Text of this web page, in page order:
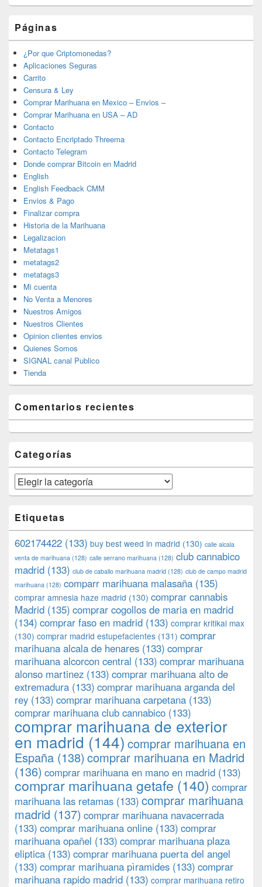
Páginas
¿Por que Criptomonedas?
Aplicaciones Seguras
Carrito
Censura & Ley
Comprar Marihuana en Mexico – Envios –
Comprar Marihuana en USA – AD
Contacto
Contacto Encriptado Threema
Contacto Telegram
Donde comprar Bitcoin en Madrid
English
English Feedback CMM
Envios & Pago
Finalizar compra
Historia de la Marihuana
Legalizacion
Metatags1
metatags2
metatags3
Mi cuenta
No Venta a Menores
Nuestros Amigos
Nuestros Clientes
Opinion clientes envios
Quienes Somos
SIGNAL canal Publico
Tienda
Comentarios recientes
Categorías
Categorías
Etiquetas
602174422 (133) buy best weed in madrid (130) calle alcala
venta de marihuana (128) calle serrano marihuana (128) club cannabico
madrid (133) club de caballo marihuana madrid (128) club de campo madrid
marihuana (128) comparr marihuana malasaña (135)
comprar amnesia haze madrid (130) comprar cannabis
Madrid (135) comprar cogollos de maria en madrid
(134) comprar faso en madrid (133) comprar kritikal max
(130) comprar madrid estupefacientes (131) comprar
marihuana alcala de henares (133) comprar
marihuana alcorcon central (133) comprar marihuana
alonso martinez (133) comprar marihuana alto de
extremadura (133) comprar marihuana arganda del
rey (133) comprar marihuana carpetana (133)
comprar marihuana club cannabico (133)
comprar marihuana de exterior
en madrid (144) comprar marihuana en
España (138) comprar marihuana en Madrid
(136) comprar marihuana en mano en madrid (133)
comprar marihuana getafe (140) comprar
marihuana las retamas (133) comprar marihuana
madrid (137) comprar marihuana navacerrada
(133) comprar marihuana online (133) comprar
marihuana opañel (133) comprar marihuana plaza
eliptica (133) comprar marihuana puerta del angel
(133) comprar marihuana pìramides (133) comprar
marihuana rapido madrid (133) comprar marihuana retiro